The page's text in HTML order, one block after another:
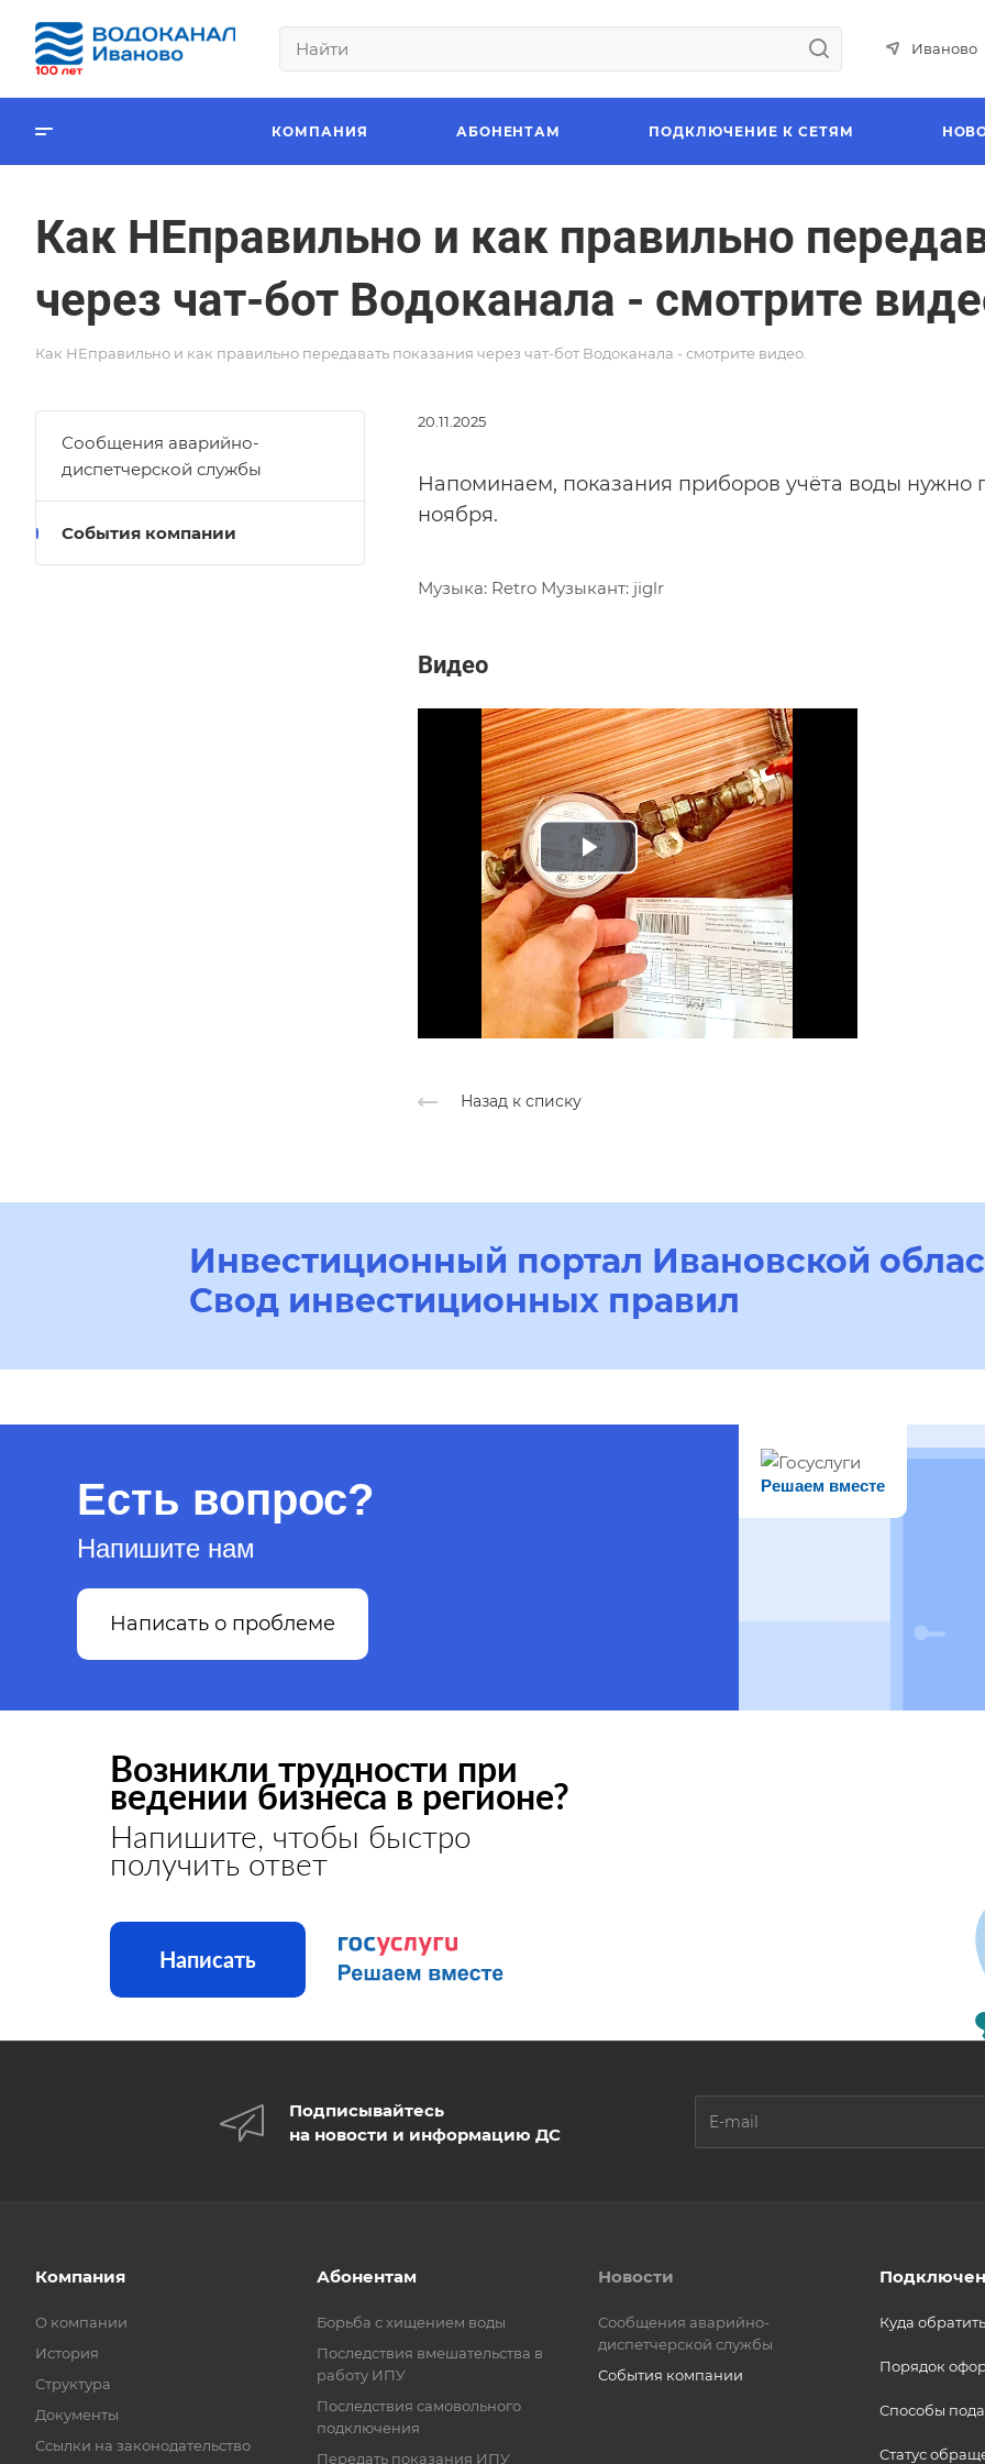
Иваново
КОМПАНИЯ АБОНЕНТАМ ПОДКЛЮЧЕНИЕ К СЕТЯМ
Как НЕправильно и как правильно
через чат-бот Водоканала - смотрите
Как НЕправильно и как правильно передавать показания через чат-бот Водоканала - смотрите видео.
20.11.2025
Напоминаем, показания приборов учёта воды
ноября.
Музыка: Retro Музыкант: jiglr
Видео
Play
Video
Назад к списку
Сообщения аварийно-
диспетчерской службы
События компании
Инвестиционный портал Ивановской
Свод инвестиционных правил
Есть вопрос?
Напишите нам
Написать о проблеме
Решаем вместе
Возникли трудности при
ведении бизнеса в регионе?
Напишите, чтобы быстро
получить ответ
Написать
Подписывайтесь
на новости и информацию ДС
Компания
О компании
История
Структура
Документы
Ссылки на законодательство
Абонентам
Борьба с хищением воды
Последствия вмешательства в
работу ИПУ
Последствия самовольного
подключения
Передать показания ИПУ
Новости
Сообщения аварийно-
диспетчерской службы
События компании
Куда
Порядок
Способы
Статус